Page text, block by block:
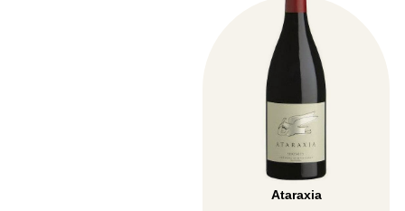
Ataraxia